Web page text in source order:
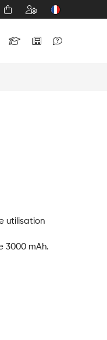
utilisation
3000 mAh.